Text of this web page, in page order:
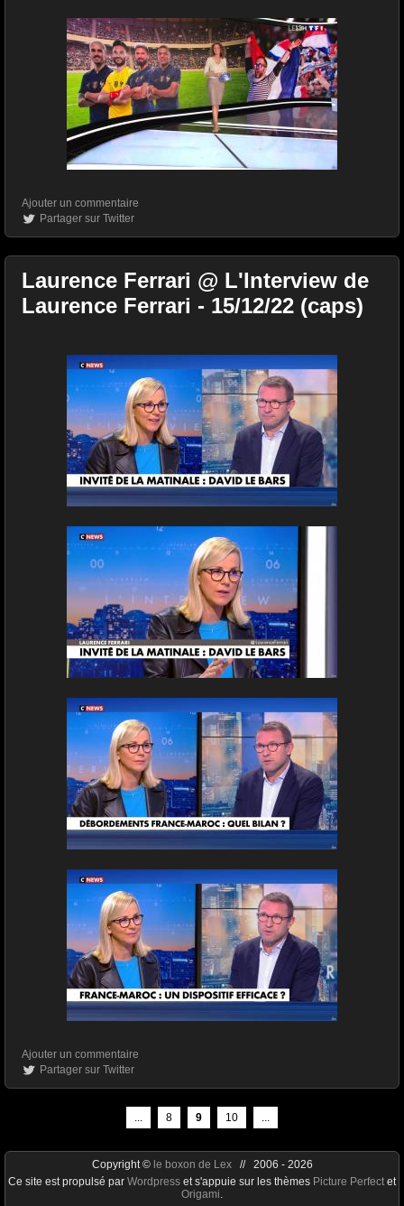
Ajouter un commentaire
Partager sur Twitter
Laurence Ferrari @ L'Interview de
Laurence Ferrari - 15/12/22 (caps)
Ajouter un commentaire
Partager sur Twitter
... 8 9 10 ...
Copyright © le boxon de Lex// 2006 - 2026
Ce site est propulsé par Wordpress et s'appuie sur les thèmes Picture Perfect et
Origami.